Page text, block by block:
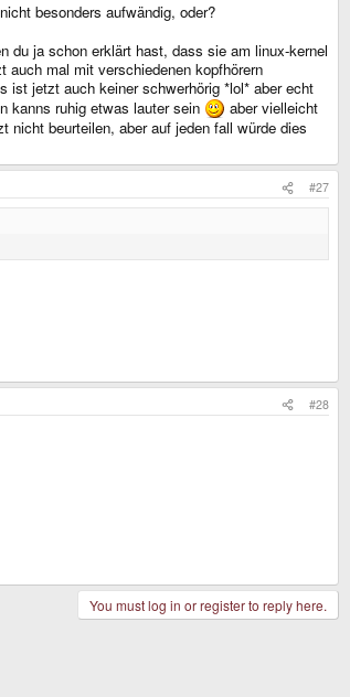
besonders aufwändig, oder?
du ja schon erklärt hast, dass sie am linux-kernel
mal mit verschiedenen kopfhörern
ist jetzt auch keiner schwerhörig *lol* aber echt
kanns ruhig etwas lauter sein
aber vielleicht
nicht beurteilen, aber auf jeden fall würde dies
#27
#28
You must log in or register to reply here.